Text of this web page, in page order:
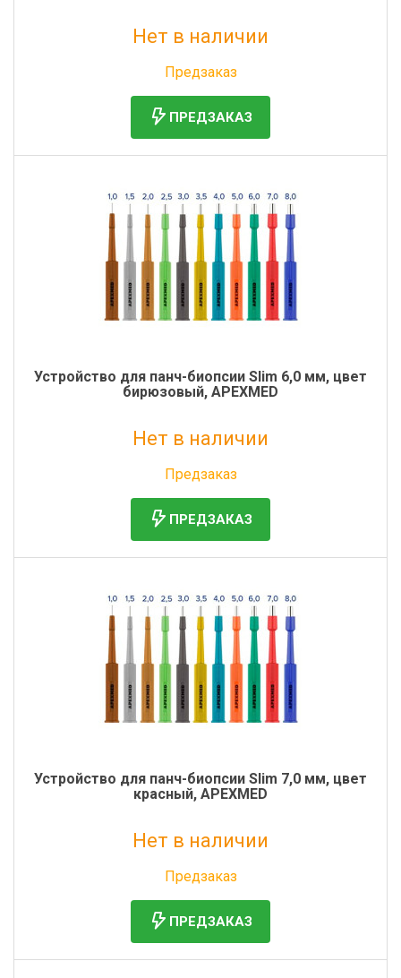
Нет в наличии
Предзаказ
ПРЕДЗАКАЗ
Устройство для панч-биопсии Slim 6,0 мм, цвет
бирюзовый, APEXMED
Нет в наличии
Предзаказ
ПРЕДЗАКАЗ
Устройство для панч-биопсии Slim 7,0 мм, цвет
красный, APEXMED
Нет в наличии
Предзаказ
ПРЕДЗАКАЗ